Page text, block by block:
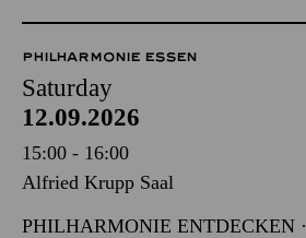
PHILHARMONIE ESSEN
Saturday
12.09.2026
15:00 - 16:00
Alfried Krupp Saal
PHILHARMONIE ENTDECKEN ·